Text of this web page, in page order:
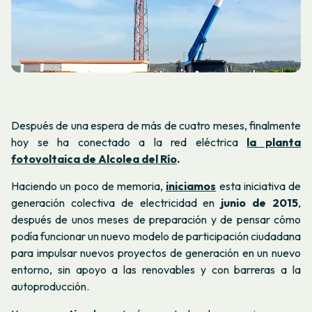
Después de una espera de más de cuatro meses, finalmente
hoy se ha conectado a la red eléctrica la planta
fotovoltaica de Alcolea del Río.
Haciendo un poco de memoria, iniciamos esta iniciativa de
generación colectiva de electricidad en junio de 2015,
después de unos meses de preparación y de pensar cómo
podía funcionar un nuevo modelo de participación ciudadana
para impulsar nuevos proyectos de generación en un nuevo
entorno, sin apoyo a las renovables y con barreras a la
autoproducción.